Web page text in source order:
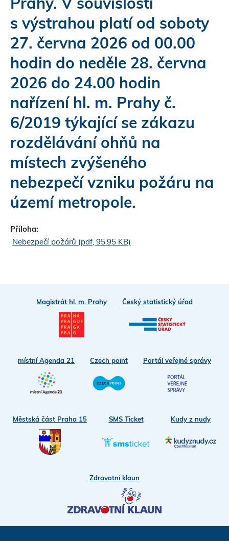
Sha Sha
e
s výstrahou platí od soboty
27. června 2026 od 00.00
hodin do neděle 28. června
2026 do 24.00 hodin
nařízení hl. m. Prahy č.
6/2019 týkající se zákazu
rozdělávání ohňů na
místech zvýšeného
nebezpečí vzniku požáru na
území metropole.
Příloha:
Nebezpečí požárů (pdf, 95.95 KB)
Magistrát hl. m. Prahy Český statistický úřad
místní Agenda 21 Czech point Portál veřejné správy
Městská část Praha 15 SMS Ticket Kudy z nudy
Zdravotní klaun